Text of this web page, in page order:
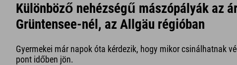
Különböző nehézségű mászópályák az
Grüntensee-nél, az Allgäu régióban
Gyermekei már napok óta kérdezik, hogy mikor csinálhatnak
pont időben jön.